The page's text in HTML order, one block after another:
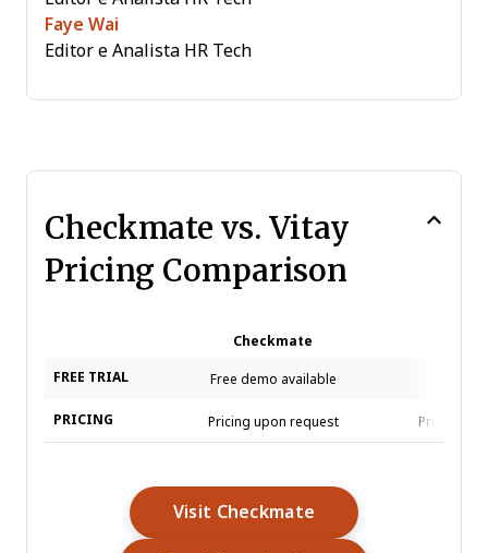
Faye Wai
Editor e Analista HR Tech
Checkmate vs. Vitay
Pricing Comparison
Checkmate
FREE TRIAL Free demo available
PRICING Pricing upon request Pricing
Visit Checkmate Opens New